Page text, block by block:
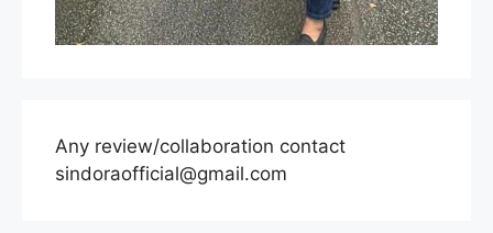
Any review/collaboration contact
sindoraofficial@gmail.com